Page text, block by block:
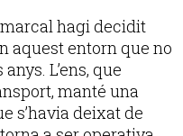
hagi decidit
aquest entorn que no
L’ens, que
manté una
s’havia deixat de